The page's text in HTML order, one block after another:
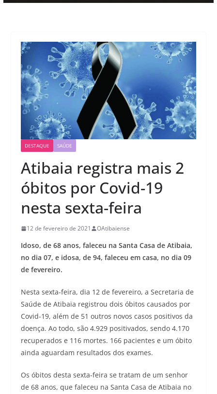
DESTAQUE SAÚDE
Atibaia registra mais 2
óbitos por Covid-19
nesta sexta-feira
12 de fevereiro de 2021 OAtibaiense
Idoso, de 68 anos, faleceu na Santa Casa de Atibaia,
no dia 07, e idosa, de 94, faleceu em casa, no dia 09
de fevereiro.
Nesta sexta-feira, dia 12 de fevereiro, a Secretaria de
Saúde de Atibaia registrou dois óbitos causados por
Covid-19, além de 51 outros novos casos positivos da
doença. Ao todo, são 4.929 positivados, sendo 4.170
recuperados e 116 mortes. 166 pacientes e um óbito
ainda aguardam resultados dos exames.
Os óbitos desta sexta-feira se tratam de um senhor
de 68 anos, que faleceu na Santa Casa de Atibaia no